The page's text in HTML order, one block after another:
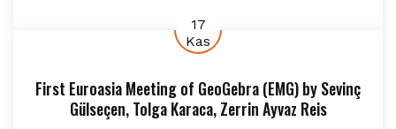
17
Kas
First Euroasia Meeting of GeoGebra (EMG)bySevinç
Gülseçen,Tolga Karaca,Zerrin Ayvaz Reis